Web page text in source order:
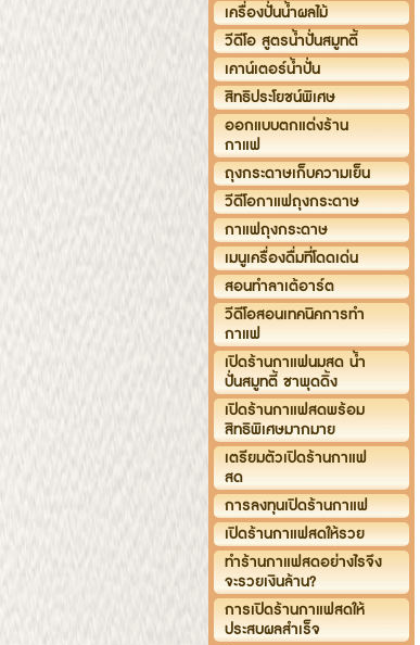
เครื่องปั่นน้ำผลไม้
วีดีโอ สูตรน้ำปั่นสมูทตี้
เคาน์เตอร์น้ำปั่น
สิทธิประโยชน์พิเศษ
ออกแบบตกแต่งร้าน
กาแฟ
ถุงกระดาษเก็บความเย็น
วีดีโอกาแฟถุงกระดาษ
กาแฟถุงกระดาษ
เมนูเครื่องดื่มที่โดดเด่น
สอนทำลาเต้อาร์ต
วีดีโอสอนเทคนิคการทำ
กาแฟ
เปิดร้านกาแฟนมสด น้ำ
ปั่นสมูทตี้ ชาพุดดิ้ง
เปิดร้านกาแฟสดพร้อม
สิทธิพิเศษมากมาย
เตรียมตัวเปิดร้านกาแฟ
สด
การลงทุนเปิดร้านกาแฟ
เปิดร้านกาแฟสดให้รวย
ทำร้านกาแฟสดอย่างไรจึง
จะรวยเงินล้าน?
การเปิดร้านกาแฟสดให้
ประสบผลสำเร็จ